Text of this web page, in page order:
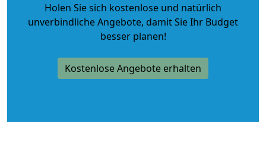
Holen Sie sich kostenlose und natürlich
unverbindliche Angebote, damit Sie Ihr Budget
besser planen!
Kostenlose Angebote erhalten